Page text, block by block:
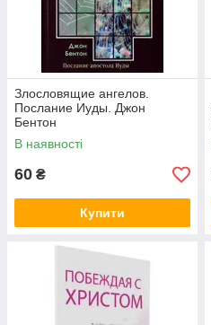
Злословящие ангелов.
Послание Иуды. Джон
Бентон
В наявності
60 ₴
Купити